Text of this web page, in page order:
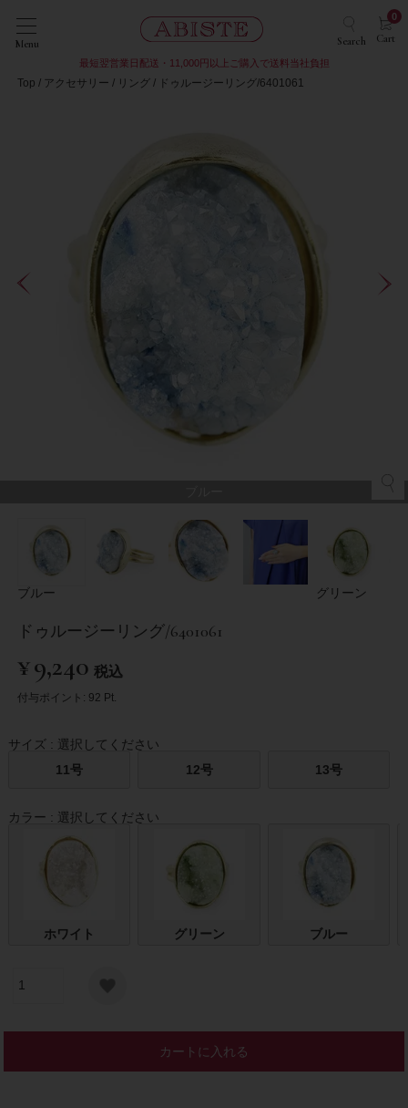
Menu Search Cart
0
最短翌営業日配送・11,000円以上ご購入で送料当社負担
Top アクセサリー リング ドゥルージーリング/6401061
ブルー グリーン
ドゥルージーリング/6401061
¥9,240 税込
付与ポイント: 92 Pt.
サイズ
選択してください
11号
12号 13号
カラー 選択してください
ホワイト グリーン ブルー
カートに入れる